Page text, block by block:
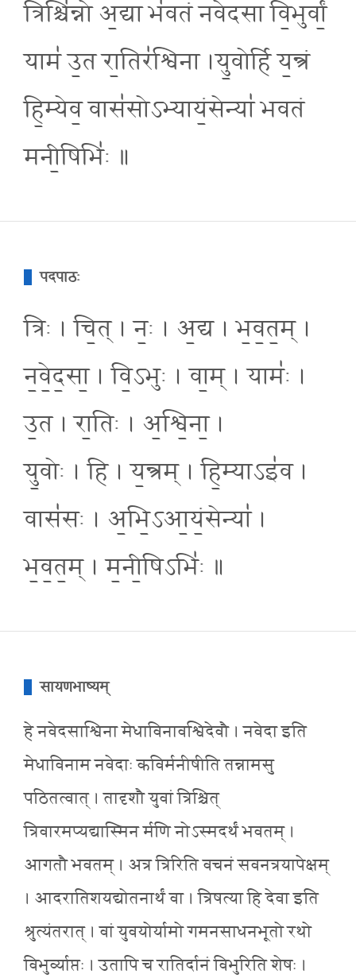
त्रिश्चि॑न्नो अ॒द्या भ॑वतं नवेदसा वि॒भुर्वां॒
याम॑ उ॒त रा॒तिर॑श्विना ।यु॒वोर्हि य॒न्त्रं
हि॒म्येव॒ वास॑सोऽभ्यायं॒सेन्या॑ भवतं
मनी॒षिभि॑ः ॥
पदपाठः
त्रिः । चि॒त् । नः॒ । अ॒द्य । भ॒व॒त॒म् ।
न॒वे॒द॒सा॒ । वि॒ऽभुः । वा॒म् । यामः॑ ।
उ॒त । रा॒तिः । अ॒श्वि॒ना॒ ।
यु॒वोः । हि । य॒न्त्रम् । हि॒म्याऽइ॑व ।
वास॑सः । अ॒भि॒ऽआ॒यं॒सेन्या॑ ।
भ॒व॒त॒म् । म॒नी॒षिऽभिः॑ ॥
सायणभाष्यम्
हे नवेदसाश्विना मेधाविनावश्विदेवौ । नवेदा इति
मेधाविनाम नवेदाः कविर्मनीषीति तन्नामसु
पठितत्वात् । तादृशौ युवां त्रिश्चित्
त्रिवारमप्यद्यास्मिन र्मणि नोऽस्मदर्थं भवतम् ।
आगतौ भवतम् । अत्र त्रिरिति वचनं सवनत्रयापेक्षम्
। आदरातिशयद्योतनार्थं वा । त्रिषत्या हि देवा इति
श्रुत्यंतरात् । वां युवयोर्यामो गमनसाधनभूतो रथो
विभुर्व्याप्तः । उतापि च रातिर्दानं विभुरिति शेषः ।